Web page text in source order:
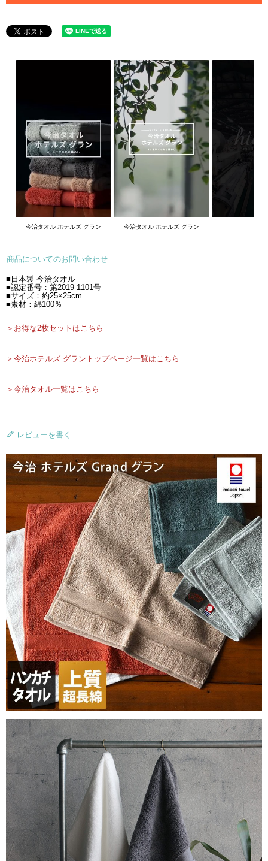
今治タオル ホテルズ グラン 今治タオル ホテルズ グラン
商品についてのお問い合わせ
■日本製 今治タオル
■認定番号：第2019-1101号
■サイズ：約25×25cm
■素材：綿100％
＞お得な2枚セットはこちら
＞今治ホテルズ グラントップページ一覧はこちら
＞今治タオル一覧はこちら
レビューを書く